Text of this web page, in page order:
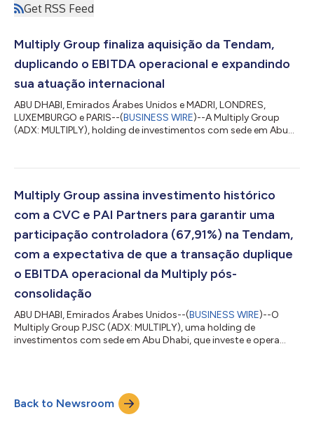
Get RSS Feed
Multiply Group finaliza aquisição da Tendam,
duplicando o EBITDA operacional e expandindo
sua atuação internacional
ABU DHABI, Emirados Árabes Unidos e MADRI, LONDRES,
LUXEMBURGO e PARIS--(BUSINESS WIRE)--A Multiply Group
(ADX: MULTIPLY), holding de investimentos com sede em Abu
adquirir participação majoritária na Tendam, segundo maior
operação duplica o EBITDA operacional da Multiply após a
consolidação e reforça seu modelo de negócios vo...
Multiply Group assina investimento histórico
com a CVC e PAI Partners para garantir uma
participação controladora (67,91%) na Tendam,
com a expectativa de que a transação duplique
o EBITDA operacional da Multiply pós-
consolidação
ABU DHABI, Emirados Árabes Unidos--(BUSINESS WIRE)--O
Multiply Group PJSC (ADX: MULTIPLY), uma holding de
investimentos com sede em Abu Dhabi, que investe e opera
aprovações regulatórias, concordou em investir por meio de
um aumento de capital que garantirá uma participação
controladora de 67,91% na Castellano Invest...
Back to Newsroom